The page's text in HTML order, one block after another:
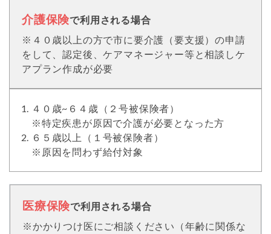
介護保険で利用される場合
※４０歳以上の方で市に要介護（要支援）の申請
をして、認定後、ケアマネージャー等と相談しケ
アプラン作成が必要
４０歳~６４歳（２号被保険者）
※特定疾患が原因で介護が必要となった方
６５歳以上（１号被保険者）
※原因を問わず給付対象
医療保険で利用される場合
※かかりつけ医にご相談ください（年齢に関係な